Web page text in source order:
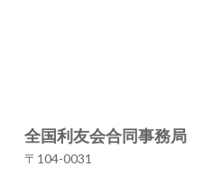
全国利友会合同事務局
〒104-0031